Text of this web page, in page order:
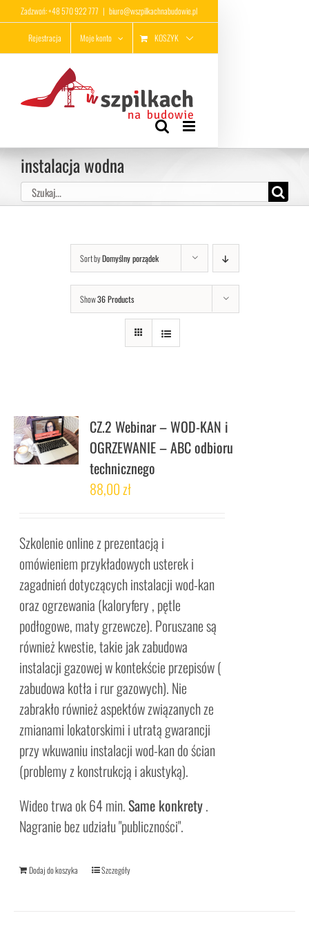
Przejdź
zawartości
Zadzwoń: +48 570 922 777 | biuro@wszpilkachnabudowie.pl
Rejestracja Moje konto KOSZYK
instalacja wodna
Szukaj
Sort byDomyślny porządek
Show36 Products
CZ.2 Webinar – WOD-KAN i
OGRZEWANIE – ABC odbioru
technicznego
88,00zł
Szkolenie online z prezentacją i
omówieniem przykładowych usterek i
zagadnień dotyczących instalacji wod-kan
oraz ogrzewania (kaloryfery , pętle
podłogowe, maty grzewcze). Poruszane są
również kwestie, takie jak zabudowa
instalacji gazowej w kontekście przepisów (
zabudowa kotła i rur gazowych). Nie
zabrakło również aspektów związanych ze
zmianami lokatorskimi i utratą gwarancji
przy wkuwaniu instalacji wod-kan do ścian
(problemy z konstrukcją i akustyką).
Wideo trwa ok 64 min.Same konkrety.
Nagranie bez udziału "publiczności".
Dodaj do koszyka Szczegóły